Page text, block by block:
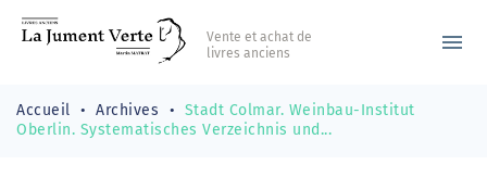
Vente et achat de
livres anciens
menu
Accueil Archives
Stadt Colmar. Weinbau-Institut
Oberlin. Systematisches Verzeichnis und...